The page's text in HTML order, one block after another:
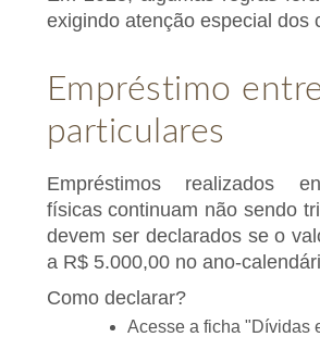
exigindo atenção especial dos
Empréstimo
particulares
Empréstimos realizados
físicas continuam não sendo
devem ser declarados se o
a R$ 5.000,00 no ano-
Como declarar?
Acesse a ficha "Dívidas